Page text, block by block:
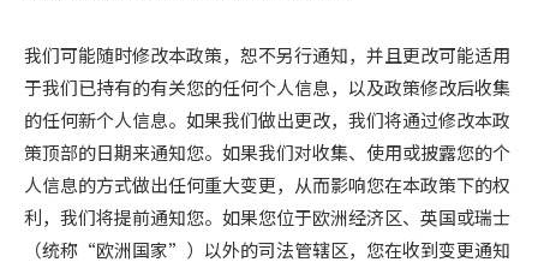
我们可能随时修改本政策，恕不另行通知，并且更改可能适用
于我们已持有的有关您的任何个人信息，以及政策修改后收集
的任何新个人信息。如果我们做出更改，我们将通过修改本政
策顶部的日期来通知您。如果我们对收集、使用或披露您的个
人信息的方式做出任何重大变更，从而影响您在本政策下的权
利，我们将提前通知您。如果您位于欧洲经济区、英国或瑞士
（统称“欧洲国家”）以外的司法管辖区，您在收到变更通知